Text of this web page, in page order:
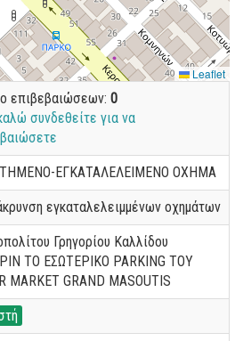
Leaflet
επιβεβαιώσεων: 0
συνδεθείτε για να
ΕΓΚΑΤΑΛΕΛΕΙΜΕΝΟ ΟΧΗΜΑ
εγκαταλελειμμένων οχημάτων
Γρηγορίου Καλλίδου
ΤΟ ΕΣΩΤΕΡΙΚΟ PARKING ΤΟΥ
MARKET GRAND MASOUTIS